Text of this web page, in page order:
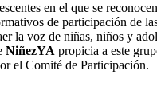
en el que se
de participación de
la voz de niñas, niños y
NiñezYA propicia a este
el Comité de Participación.